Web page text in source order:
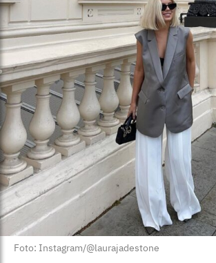
Foto: Instagram/@laurajadestone